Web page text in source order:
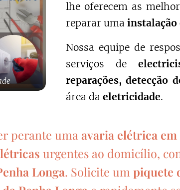
lhe oferecem as
reparar uma instalação
Nossa equipe de
serviços de
reparações, detecção
área da eletricidade.
perante uma avaria elétrica
urgentes ao domicílio,
Longa. Solicite um piquete